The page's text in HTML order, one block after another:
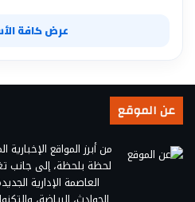
عرض كافة
عن الموقع
من أبرز المواقع
لحظة بلحظة، إلى جانب
العاصمة الإدارية